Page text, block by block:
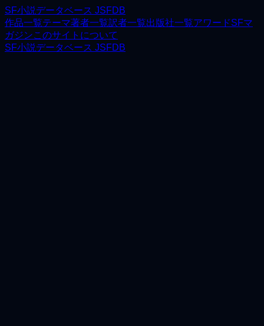
SF小説データベース JSFDB
作品一覧テーマ著者一覧訳者一覧出版社一覧アワードSFマ
ガジンこのサイトについて
SF小説データベース JSFDB